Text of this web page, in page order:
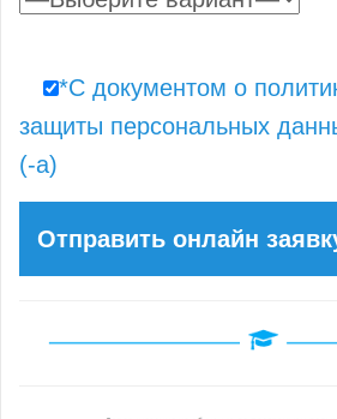
*С документом о
защиты персональных
(-а)